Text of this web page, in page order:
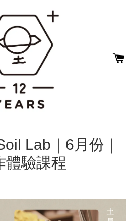
Lab｜6月份｜
體驗課程